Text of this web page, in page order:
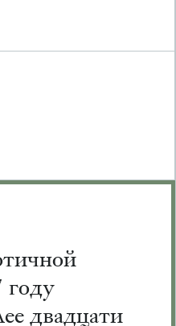
году
двадцати